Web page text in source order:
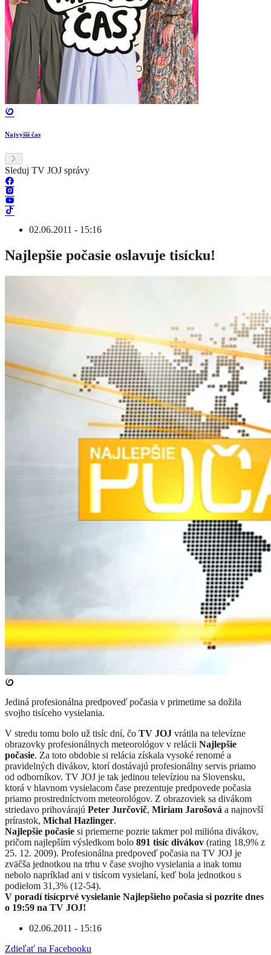
Najvyšší čas
Sleduj TV JOJ správy
02.06.2011 - 15:16
Najlepšie počasie oslavuje tisícku!
Jediná profesionálna predpoveď počasia v primetime sa dožila
svojho tisíceho vysielania.
V stredu tomu bolo už tisíc dní, čo TV JOJ vrátila na televízne
obrazovky profesionálnych meteorológov v relácii Najlepšie
počasie. Za toto obdobie si relácia získala vysoké renomé a
pravidelných divákov, ktorí dostávajú profesionálny servis priamo
od odborníkov. TV JOJ je tak jedinou televíziou na Slovensku,
ktorá v hlavnom vysielacom čase prezentuje predpovede počasia
priamo prostredníctvom meteorológov. Z obrazoviek sa divákom
striedavo prihovárajú Peter Jurčovič, Miriam Jarošová a najnovší
prírastok, Michal Hazlinger.
Najlepšie počasie si priemerne pozrie takmer pol milióna divákov,
pričom najlepším výsledkom bolo 891 tisíc divákov (rating 18,9% z
25. 12. 2009). Profesionálna predpoveď počasia na TV JOJ je
zväčša jednotkou na trhu v čase svojho vysielania a inak tomu
nebolo napríklad ani v tisícom vysielaní, keď bola jednotkou s
podielom 31,3% (12-54).
V poradí tisícprvé vysielanie Najlepšieho počasia si pozrite dnes
o 19:59 na TV JOJ!
02.06.2011 - 15:16
Zdieľať na Facebooku